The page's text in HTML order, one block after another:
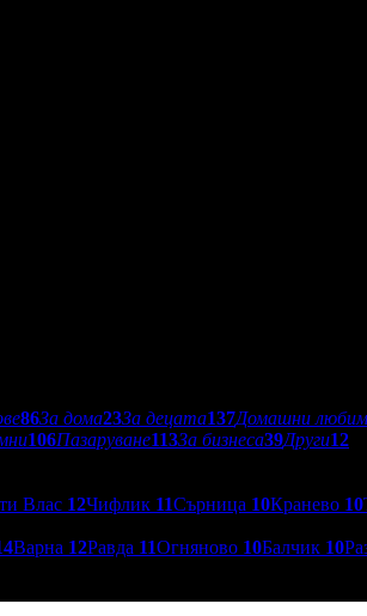
86За дома23За децата137Домашни
106Пазаруване113За бизнеса39Други12
Влас 12Чифлик 11Сърница 10Кранево 10
Варна 12Равда 11Огняново 10Балчик 10